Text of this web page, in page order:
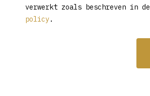
verwerkt zoals beschreven in de
policy.